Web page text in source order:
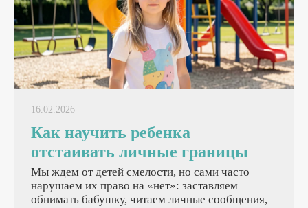
16.02.2026
Как научить ребенка
отстаивать личные границы
Мы ждем от детей смелости, но сами часто
нарушаем их право на «нет»: заставляем
обнимать бабушку, читаем личные сообщения,